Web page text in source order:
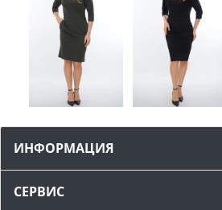
ИНФОРМАЦИЯ
СЕРВИС